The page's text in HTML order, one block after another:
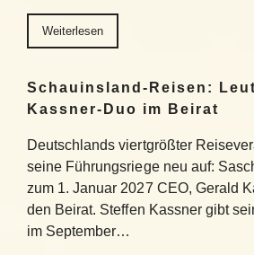
Weiterlesen
Schauinsland-Reisen:
Kassner-Duo im Beirat
Deutschlands viertgrößter
seine Führungsriege neu auf:
zum 1. Januar 2027 CEO, Gerald
den Beirat. Steffen Kassner gibt
im September…